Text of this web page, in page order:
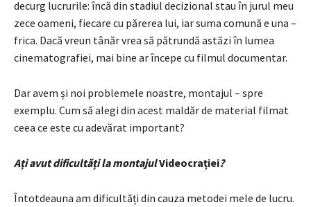
decurg lucrurile: încă din stadiul decizional stau în jurul meu
zece oameni, fiecare cu părerea lui, iar suma comună e una –
frica. Dacă vreun tânăr vrea să pătrundă astăzi în lumea
cinematografiei, mai bine ar începe cu filmul documentar.
Dar avem și noi problemele noastre, montajul – spre
exemplu. Cum să alegi din acest maldăr de material filmat
ceea ce este cu adevărat important?
Ați avut dificultăți la montajulVideocrației?
Întotdeauna am dificultăți din cauza metodei mele de lucru.